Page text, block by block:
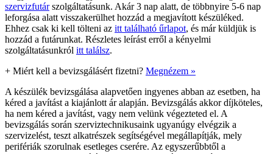
szervizfutárszolgáltatásunk. Akár 3 nap alatt, de többnyire 5-6 nap
leforgása alatt visszakerülhet hozzád a megjavított készüléked.
Ehhez csak ki kell tölteni az itt található űrlapot, és már küldjük is
hozzád a futárunkat. Részletes leírást erről a kényelmi
szolgáltatásunkról itt találsz.
+ Miért kell a bevizsgálásért fizetni? Megnézem »
A készülék bevizsgálása alapvetően ingyenes abban az esetben, ha
kéred a javítást a kiajánlott ár alapján. Bevizsgálás akkor díjköteles,
ha nem kéred a javítást, vagy nem velünk végezteted el. A
bevizsgálás során szerviztechnikusaink ugyanúgy elvégzik a
szervizelést, teszt alkatrészek segítségével megállapítják, mely
perifériák szorulnak esetleges cserére. Az egyszerűbbtől a